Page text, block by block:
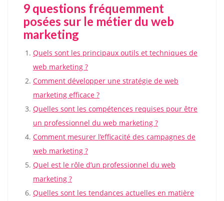
9 questions fréquemment
posées sur le métier du web
marketing
Quels sont les principaux outils et techniques de
web marketing ?
Comment développer une stratégie de web
marketing efficace ?
Quelles sont les compétences requises pour être
un professionnel du web marketing ?
Comment mesurer l’efficacité des campagnes de
web marketing ?
Quel est le rôle d’un professionnel du web
marketing ?
Quelles sont les tendances actuelles en matière